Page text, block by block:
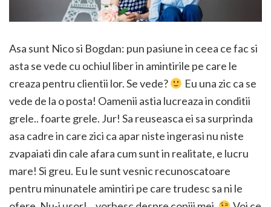
Asa sunt Nico si Bogdan: pun pasiune in ceea ce fac si
asta se vede cu ochiul liber in amintirile pe care le
creaza pentru clientii lor. Se vede?
Eu una zic ca se
vede de la o posta! Oamenii astia lucreaza in conditii
grele.. foarte grele. Jur! Sa reuseasca ei sa surprinda
asa cadre in care zici ca apar niste ingerasi nu niste
zvapaiati din cale afara cum sunt in realitate, e lucru
mare! Si greu. Eu le sunt vesnic recunoscatoare
pentru minunatele amintiri pe care trudesc sa ni le